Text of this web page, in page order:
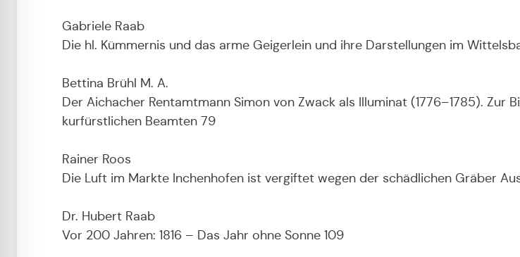
Gabriele Raab
Die hl. Kümmernis und das arme Geigerlein und ihre Darstellungen im
Bettina Brühl M. A.
Der Aichacher Rentamtmann Simon von Zwack als Illuminat (1776–1785). Zur
kurfürstlichen Beamten 79
Rainer Roos
Die Luft im Markte Inchenhofen ist vergiftet wegen der schädlichen Gräber
Dr. Hubert Raab
Vor 200 Jahren: 1816 – Das Jahr ohne Sonne 109